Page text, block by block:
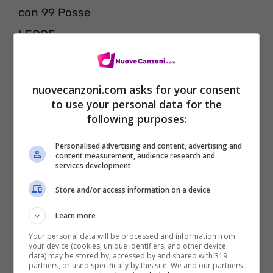
con 99 Posse
LECCE
26/07/2014 • Stadio Via del Mare
01/08/2014 • Campo Boario
GALLIPOLI (Le)
09/08/2014 • Parco Gondar
AVEZZANO (Aq)
23/08/2014 • P.zza Francesco Baracca
RIZZICONI (Rc)
24/08/2014 • Festa della Birra
nuovecanzoni.com asks for your consent
to use your personal data for the
following purposes:
Personalised advertising and content, advertising and
content measurement, audience research and
services development
Store and/or access information on a device
Learn more
Your personal data will be processed and information from
your device (cookies, unique identifiers, and other device
data) may be stored by, accessed by and shared with 319
partners, or used specifically by this site. We and our partners